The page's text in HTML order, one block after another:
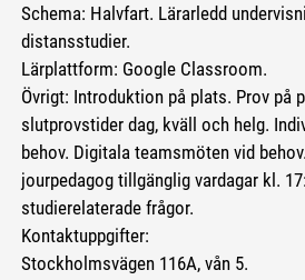
Schema: Halvfart. Lärarledd
distansstudier.
Lärplattform: Google Classroom.
Övrigt: Introduktion på plats. Prov på
slutprovstider dag, kväll och helg.
behov. Digitala teamsmöten vid
jourpedagog tillgänglig vardagar kl.
studierelaterade frågor.
Kontaktuppgifter:
Stockholmsvägen 116A, vån 5.